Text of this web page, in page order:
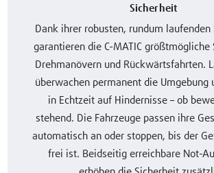
Sicherheit
Dank ihrer robusten, rundum
garantieren die C-MATIC größtmögliche
Drehmanövern und Rückwärtsfahrten.
überwachen permanent die Umgebung
in Echtzeit auf Hindernisse – ob
stehend. Die Fahrzeuge passen ihre
automatisch an oder stoppen, bis der
frei ist. Beidseitig erreichbare Not-